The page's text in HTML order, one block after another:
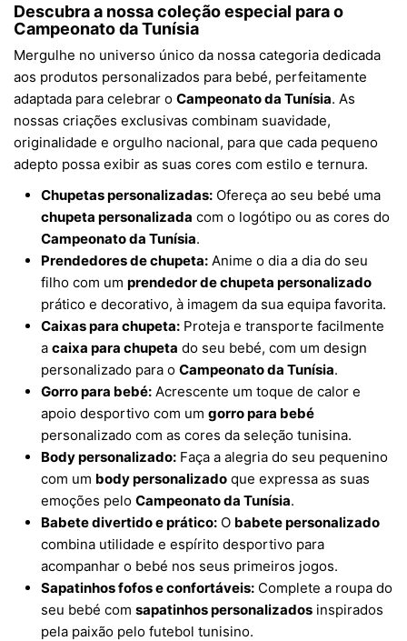
Descubra a nossa coleção especial para o
Campeonato da Tunísia
Mergulhe no universo único da nossa categoria dedicada
aos produtos personalizados para bebé, perfeitamente
adaptada para celebrar o Campeonato da Tunísia. As
nossas criações exclusivas combinam suavidade,
originalidade e orgulho nacional, para que cada pequeno
adepto possa exibir as suas cores com estilo e ternura.
Chupetas personalizadas: Ofereça ao seu bebé uma
chupeta personalizada com o logótipo ou as cores do
Campeonato da Tunísia.
Prendedores de chupeta: Anime o dia a dia do seu
filho com um prendedor de chupeta personalizado
prático e decorativo, à imagem da sua equipa favorita.
Caixas para chupeta: Proteja e transporte facilmente
a caixa para chupeta do seu bebé, com um design
personalizado para o Campeonato da Tunísia.
Gorro para bebé: Acrescente um toque de calor e
apoio desportivo com um gorro para bebé
personalizado com as cores da seleção tunisina.
Body personalizado: Faça a alegria do seu pequenino
com um body personalizado que expressa as suas
emoções pelo Campeonato da Tunísia.
Babete divertido e prático: O babete personalizado
combina utilidade e espírito desportivo para
acompanhar o bebé nos seus primeiros jogos.
Sapatinhos fofos e confortáveis: Complete a roupa do
seu bebé com sapatinhos personalizados inspirados
pela paixão pelo futebol tunisino.